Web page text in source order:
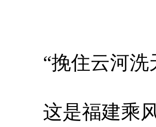
“挽住云河洗
这是福建乘风